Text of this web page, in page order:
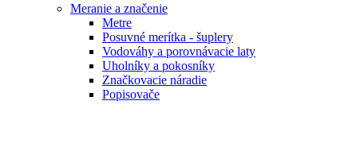
Meranie a značenie
Metre
Posuvné merítka - šuplery
Vodováhy a porovnávacie laty
Uholníky a pokosníky
Značkovacie náradie
Popisovače